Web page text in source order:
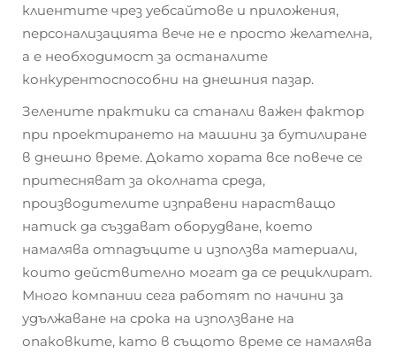
клиентите чрез уебсайтове и приложения,
персонализацията вече не е просто желателна,
а е необходимост за останалите
конкурентоспособни на днешния пазар.
Зелените практики са станали важен фактор
при проектирането на машини за бутилиране
в днешно време. Докато хората все повече се
притесняват за околната среда,
производителите изправени нарастващо
натиск да създават оборудване, което
намалява отпадъците и използва материали,
които действително могат да се рециклират.
Много компании сега работят по начини за
удължаване на срока на използване на
опаковките, като в същото време се намалява